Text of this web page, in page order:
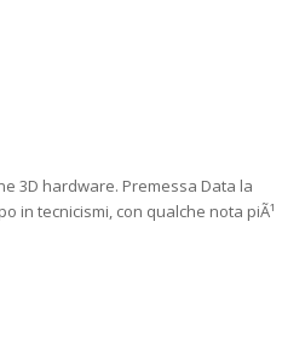
3D hardware. Premessa Data la
in tecnicismi, con qualche nota piÃ¹